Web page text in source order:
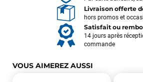
Livraison offerte
hors promos et
Satisfait ou
14 jours après
commande
VOUS AIMEREZ AUSSI